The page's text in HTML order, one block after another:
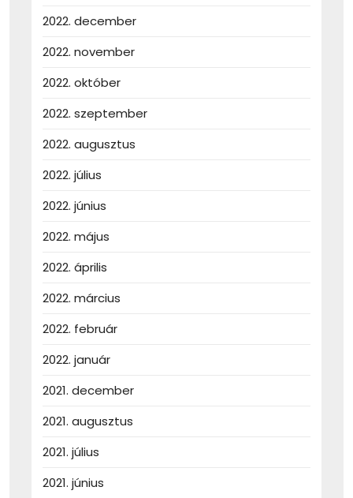
2022. december
2022. november
2022. október
2022. szeptember
2022. augusztus
2022. július
2022. június
2022. május
2022. április
2022. március
2022. február
2022. január
2021. december
2021. augusztus
2021. július
2021. június